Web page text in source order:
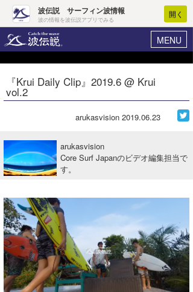
波伝説 サーフィン波情報
波の情報を波伝説アプリでみる
開く
MENU
ヘルプ マイホーム
ログイン
波情報･概況
WAVE HUNTER 波予想ツール
ニュース
サーフィンエリアガイド
会員メニュー
今月のプレゼント
『Krui Daily Clip』2019.6 @ Krui
vol.2
arukasvision 2019.06.23
arukasvision
Core Surf Japanのビデオ編集担当で
す。
Core Surf Japan
アート＆エンタメ
トラベル
ショップ情報
ショップ情報
湘南
ウラナミ
お知らせ